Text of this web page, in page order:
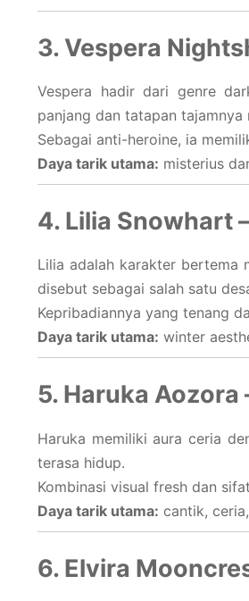
3. Vespera
Vespera hadir dari genre
panjang dan tatapan tajamnya
Sebagai anti-heroine, ia
Daya tarik utama: misterius
4. Lilia Snowhart
Lilia adalah karakter bertema
disebut sebagai salah satu
Kepribadiannya yang tenang
Daya tarik utama: winter
5. Haruka Aozora
Haruka memiliki aura ceria
terasa hidup.
Kombinasi visual fresh dan
Daya tarik utama: cantik,
6. Elvira